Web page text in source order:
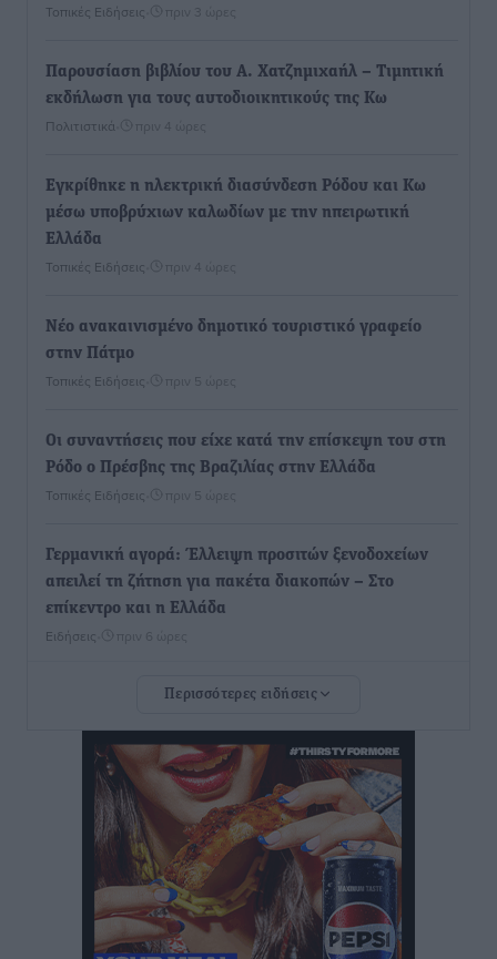
Τοπικές Ειδήσεις πριν 3 ώρες
Παρουσίαση βιβλίου του Α. Χατζημιχαήλ – Τιμητική
εκδήλωση για τους αυτοδιοικητικούς της Κω
Πολιτιστικά πριν 4 ώρες
Εγκρίθηκε η ηλεκτρική διασύνδεση Ρόδου και Κω
μέσω υποβρύχιων καλωδίων με την ηπειρωτική
Ελλάδα
Τοπικές Ειδήσεις πριν 4 ώρες
Νέο ανακαινισμένο δημοτικό τουριστικό γραφείο
στην Πάτμο
Τοπικές Ειδήσεις πριν 5 ώρες
Οι συναντήσεις που είχε κατά την επίσκεψη του στη
Ρόδο ο Πρέσβης της Βραζιλίας στην Ελλάδα
Τοπικές Ειδήσεις πριν 5 ώρες
Γερμανική αγορά: Έλλειψη προσιτών ξενοδοχείων
απειλεί τη ζήτηση για πακέτα διακοπών – Στο
επίκεντρο και η Ελλάδα
Ειδήσεις πριν 6 ώρες
Νέο ξενοδοχείο στη Ρόδο για την H Hotels –
στην Κω
Τοπικές Ειδήσεις πριν 6 ώρες
Αυτοκίνητο μπήκε παράνομα σε μονόδρομο στο
Μαστιχάρι – Αναποδογύρισε όχημα με μητέρα και
5χρονο παιδί
Τοπικές Ειδήσεις• πριν 6 ώρες
Περισσότερες ειδήσεις